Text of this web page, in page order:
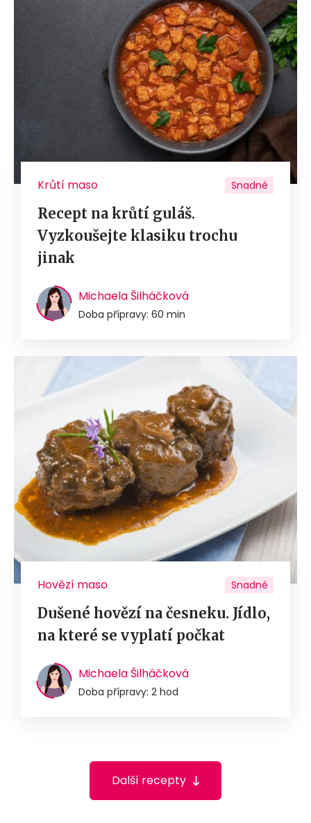
Krůtí maso Snadné
Recept na krůtí guláš.
Vyzkoušejte klasiku trochu
jinak
Michaela Šilháčková
Doba přípravy: 60 min
Hovězí maso Snadné
Dušené hovězí na česneku. Jídlo,
na které se vyplatí počkat
Michaela Šilháčková
Doba přípravy: 2 hod
Další recepty